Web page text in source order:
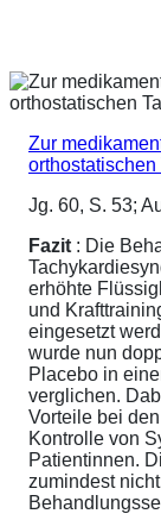
Zur
orthostatischen
Jg. 60, S. 53;
Fazit : Die
erhöhte
und
eingesetzt
wurde nun
Placebo in
verglichen.
Vorteile bei
Kontrolle von
Patientinnen.
zumindest